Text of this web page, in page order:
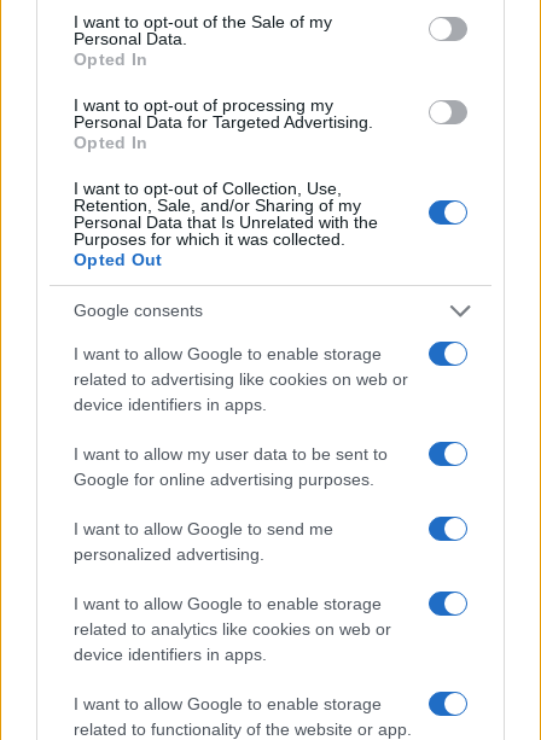
consent section.
I want to opt-out of the Sale of my
Personal Data.
Opted In
I want to opt-out of processing my
Personal Data for Targeted Advertising.
Opted In
I want to opt-out of Collection, Use,
Retention, Sale, and/or Sharing of my
Personal Data that Is Unrelated with the
Purposes for which it was collected.
Opted Out
Google consents
I want to allow Google to enable storage
related to advertising like cookies on web or
device identifiers in apps.
I want to allow my user data to be sent to
Google for online advertising purposes.
I want to allow Google to send me
personalized advertising.
I want to allow Google to enable storage
related to analytics like cookies on web or
device identifiers in apps.
I want to allow Google to enable storage
related to functionality of the website or app.
Continua a leggere
Ripensare le tecnologie umanitarie oltre i criteri dei
Martina Marchesi · 10 Lug 2026